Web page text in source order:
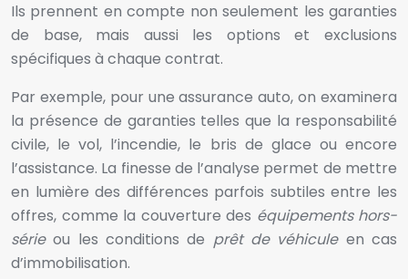
Ils prennent en compte non seulement les garanties
de base, mais aussi les options et exclusions
spécifiques à chaque contrat.
Par exemple, pour une assurance auto, on examinera
la présence de garanties telles que la responsabilité
civile, le vol, l’incendie, le bris de glace ou encore
l’assistance. La finesse de l’analyse permet de mettre
en lumière des différences parfois subtiles entre les
offres, comme la couverture des équipements hors-
sérieou les conditions de prêt de véhicule en cas
d’immobilisation.